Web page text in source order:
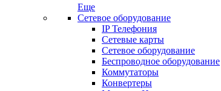
Еще
Сетевое оборудование
IP Телефония
Сетевые карты
Сетевое оборудование
Беспроводное оборудование
Коммутаторы
Конвертеры